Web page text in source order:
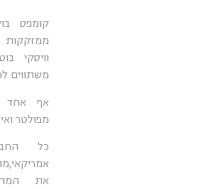
קומפס
ממזקקות
וויסקי
משתווים
אף אחד
מפולטר
כל
את